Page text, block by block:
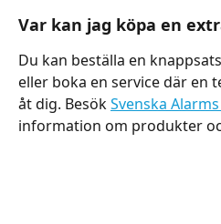
Var kan jag köpa en
Du kan beställa en
eller boka en service där en
åt dig. Besök Svenska
information om produkter